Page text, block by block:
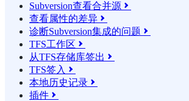
Subversion查看合并源 
查看属性的差异 
诊断Subversion集成的问题 
TFS工作区 
从TFS存储库签出 
TFS签入 
本地历史记录 
插件 